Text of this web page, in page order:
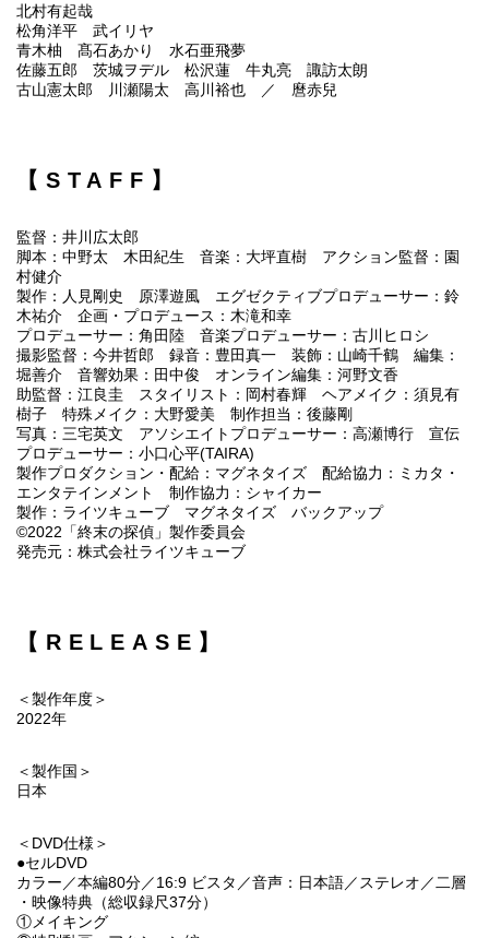
北村有起哉
松角洋平 武イリヤ
青木柚 髙石あかり 水石亜飛夢
佐藤五郎 茨城ヲデル 松沢蓮 牛丸亮 諏訪太朗
古山憲太郎 川瀬陽太 高川裕也 ／ 麿赤兒
【STAFF】
監督：井川広太郎
脚本：中野太 木田紀生 音楽：大坪直樹 アクション監督：園
村健介
製作：人見剛史 原澤遊風 エグゼクティブプロデューサー：鈴
木祐介 企画・プロデュース：木滝和幸
プロデューサー：角田陸 音楽プロデューサー：古川ヒロシ
撮影監督：今井哲郎 録音：豊田真一 装飾：山崎千鶴 編集：
堀善介 音響効果：田中俊 オンライン編集：河野文香
助監督：江良圭 スタイリスト：岡村春輝 ヘアメイク：須見有
樹子 特殊メイク：大野愛美 制作担当：後藤剛
写真：三宅英文 アソシエイトプロデューサー：高瀬博行 宣伝
プロデューサー：小口心平(TAIRA)
製作プロダクション・配給：マグネタイズ 配給協力：ミカタ・
エンタテインメント 制作協力：シャイカー
製作：ライツキューブ マグネタイズ バックアップ
©2022「終末の探偵」製作委員会
発売元：株式会社ライツキューブ
【RELEASE】
＜製作年度＞
2022年
＜製作国＞
日本
＜DVD仕様＞
●セルDVD
カラー／本編80分／16:9 ビスタ／音声：日本語／ステレオ／二層
・映像特典（総収録尺37分）
①メイキング